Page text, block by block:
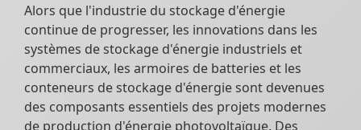
Alors que l'industrie du stockage d'énergie
continue de progresser, les innovations dans les
systèmes de stockage d'énergie industriels et
commerciaux, les armoires de batteries et les
conteneurs de stockage d'énergie sont devenues
des composants essentiels des projets modernes
de production d'énergie photovoltaïque. Des